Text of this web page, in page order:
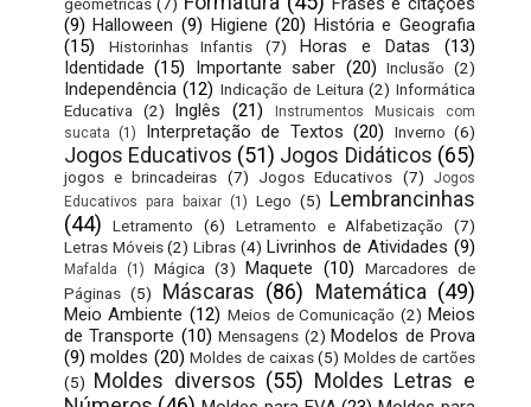
(9) Halloween (9) Higiene (20) História e Geografia
(15)
Historinhas Infantis (7) Horas e Datas
(13)
Identidade (15) Importante saber (20) Inclusão (2)
Independência (12) Indicação de Leitura (2) Informática
Educativa
(2) Inglês (21)
Instrumentos Musicais com
sucata
(1) Interpretação de Textos (20) Inverno (6)
Jogos Educativos (51) Jogos Didáticos (65)
jogos e brincadeiras (7) Jogos Educativos (7)
Jogos
Educativos para baixar (1) Lego (5) Lembrancinhas
(44)
Letramento (6) Letramento e Alfabetização
(7)
Letras Móveis (2) Libras (4) Livrinhos de Atividades (9)
Mafalda (1) Mágica (3) Maquete (10)
Marcadores de
Páginas (5) Máscaras (86) Matemática (49)
Meio Ambiente (12) Meios de Comunicação (2) Meios
de Transporte (10) Mensagens (2) Modelos de Prova
(9) moldes (20) Moldes de caixas (5) Moldes de cartões
(5) Moldes diversos (55) Moldes Letras e